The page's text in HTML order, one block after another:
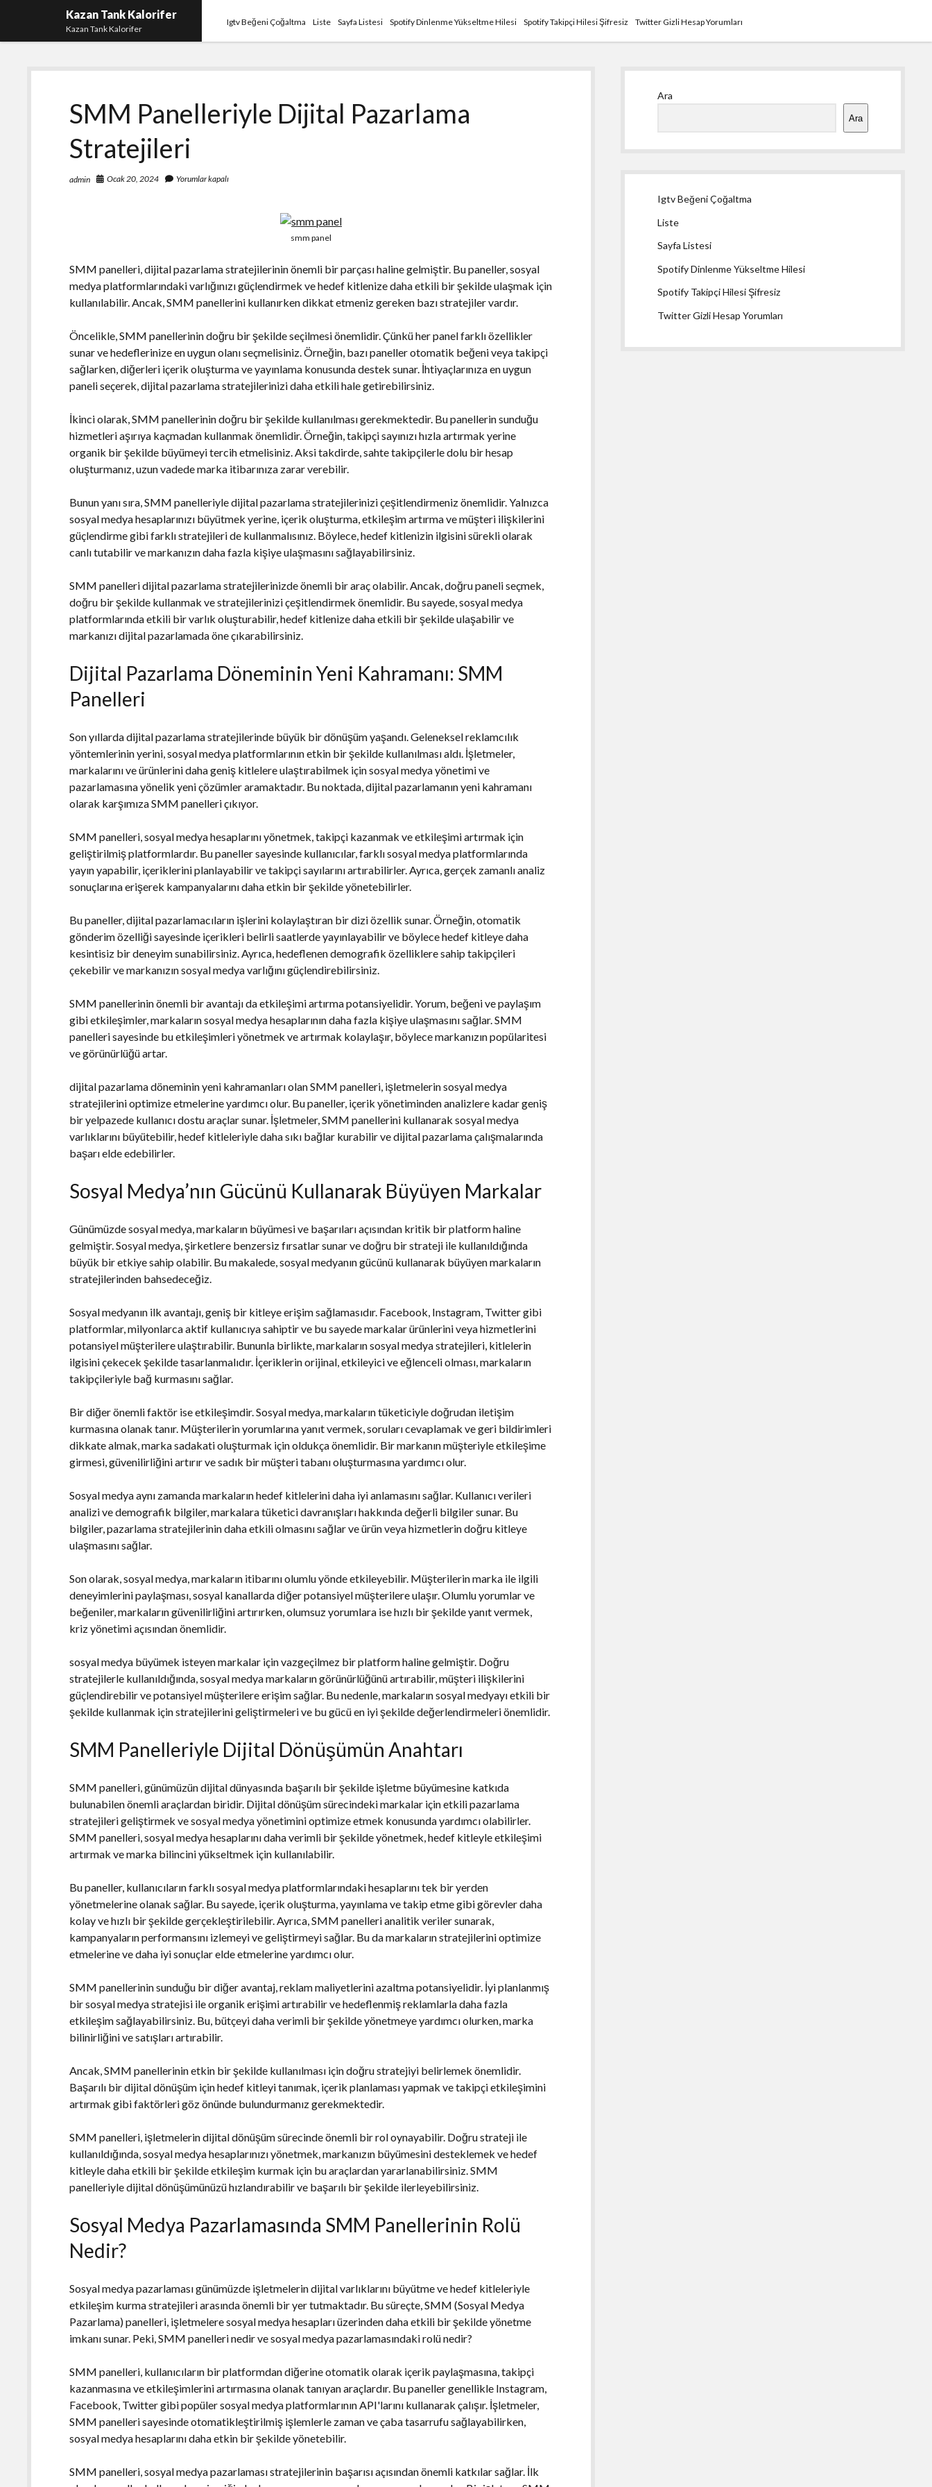
Kazan Tank Kalorifer
Kazan Tank Kalorifer
Igtv Beğeni Çoğaltma Liste Sayfa Listesi Spotify Dinlenme Yükseltme Hilesi Spotify Takipçi Hilesi Şifresiz Twitter Gizli Hesap Yorumları
SMM Panelleriyle Dijital Pazarlama
Stratejileri
admin Ocak 20, 2024 Yorumlar kapalı
smm panel
SMM panelleri, dijital pazarlama stratejilerinin önemli bir parçası haline gelmiştir. Bu paneller, sosyal
medya platformlarındaki varlığınızı güçlendirmek ve hedef kitlenize daha etkili bir şekilde ulaşmak için
kullanılabilir. Ancak, SMM panellerini kullanırken dikkat etmeniz gereken bazı stratejiler vardır.
Öncelikle, SMM panellerinin doğru bir şekilde seçilmesi önemlidir. Çünkü her panel farklı özellikler
sunar ve hedeflerinize en uygun olanı seçmelisiniz. Örneğin, bazı paneller otomatik beğeni veya takipçi
sağlarken, diğerleri içerik oluşturma ve yayınlama konusunda destek sunar. İhtiyaçlarınıza en uygun
paneli seçerek, dijital pazarlama stratejilerinizi daha etkili hale getirebilirsiniz.
İkinci olarak, SMM panellerinin doğru bir şekilde kullanılması gerekmektedir. Bu panellerin sunduğu
hizmetleri aşırıya kaçmadan kullanmak önemlidir. Örneğin, takipçi sayınızı hızla artırmak yerine
organik bir şekilde büyümeyi tercih etmelisiniz. Aksi takdirde, sahte takipçilerle dolu bir hesap
oluşturmanız, uzun vadede marka itibarınıza zarar verebilir.
Bunun yanı sıra, SMM panelleriyle dijital pazarlama stratejilerinizi çeşitlendirmeniz önemlidir. Yalnızca
sosyal medya hesaplarınızı büyütmek yerine, içerik oluşturma, etkileşim artırma ve müşteri ilişkilerini
güçlendirme gibi farklı stratejileri de kullanmalısınız. Böylece, hedef kitlenizin ilgisini sürekli olarak
canlı tutabilir ve markanızın daha fazla kişiye ulaşmasını sağlayabilirsiniz.
SMM panelleri dijital pazarlama stratejilerinizde önemli bir araç olabilir. Ancak, doğru paneli seçmek,
doğru bir şekilde kullanmak ve stratejilerinizi çeşitlendirmek önemlidir. Bu sayede, sosyal medya
platformlarında etkili bir varlık oluşturabilir, hedef kitlenize daha etkili bir şekilde ulaşabilir ve
markanızı dijital pazarlamada öne çıkarabilirsiniz.
Dijital Pazarlama Döneminin Yeni Kahramanı: SMM
Panelleri
Son yıllarda dijital pazarlama stratejilerinde büyük bir dönüşüm yaşandı. Geleneksel reklamcılık
yöntemlerinin yerini, sosyal medya platformlarının etkin bir şekilde kullanılması aldı. İşletmeler,
markalarını ve ürünlerini daha geniş kitlelere ulaştırabilmek için sosyal medya yönetimi ve
pazarlamasına yönelik yeni çözümler aramaktadır. Bu noktada, dijital pazarlamanın yeni kahramanı
olarak karşımıza SMM panelleri çıkıyor.
SMM panelleri, sosyal medya hesaplarını yönetmek, takipçi kazanmak ve etkileşimi artırmak için
geliştirilmiş platformlardır. Bu paneller sayesinde kullanıcılar, farklı sosyal medya platformlarında
yayın yapabilir, içeriklerini planlayabilir ve takipçi sayılarını artırabilirler. Ayrıca, gerçek zamanlı analiz
sonuçlarına erişerek kampanyalarını daha etkin bir şekilde yönetebilirler.
Bu paneller, dijital pazarlamacıların işlerini kolaylaştıran bir dizi özellik sunar. Örneğin, otomatik
gönderim özelliği sayesinde içerikleri belirli saatlerde yayınlayabilir ve böylece hedef kitleye daha
kesintisiz bir deneyim sunabilirsiniz. Ayrıca, hedeflenen demografik özelliklere sahip takipçileri
çekebilir ve markanızın sosyal medya varlığını güçlendirebilirsiniz.
SMM panellerinin önemli bir avantajı da etkileşimi artırma potansiyelidir. Yorum, beğeni ve paylaşım
gibi etkileşimler, markaların sosyal medya hesaplarının daha fazla kişiye ulaşmasını sağlar. SMM
panelleri sayesinde bu etkileşimleri yönetmek ve artırmak kolaylaşır, böylece markanızın popülaritesi
ve görünürlüğü artar.
dijital pazarlama döneminin yeni kahramanları olan SMM panelleri, işletmelerin sosyal medya
stratejilerini optimize etmelerine yardımcı olur. Bu paneller, içerik yönetiminden analizlere kadar geniş
bir yelpazede kullanıcı dostu araçlar sunar. İşletmeler, SMM panellerini kullanarak sosyal medya
varlıklarını büyütebilir, hedef kitleleriyle daha sıkı bağlar kurabilir ve dijital pazarlama çalışmalarında
başarı elde edebilirler.
Sosyal Medya’nın Gücünü Kullanarak Büyüyen Markalar
Günümüzde sosyal medya, markaların büyümesi ve başarıları açısından kritik bir platform haline
gelmiştir. Sosyal medya, şirketlere benzersiz fırsatlar sunar ve doğru bir strateji ile kullanıldığında
büyük bir etkiye sahip olabilir. Bu makalede, sosyal medyanın gücünü kullanarak büyüyen markaların
stratejilerinden bahsedeceğiz.
Sosyal medyanın ilk avantajı, geniş bir kitleye erişim sağlamasıdır. Facebook, Instagram, Twitter gibi
platformlar, milyonlarca aktif kullanıcıya sahiptir ve bu sayede markalar ürünlerini veya hizmetlerini
potansiyel müşterilere ulaştırabilir. Bununla birlikte, markaların sosyal medya stratejileri, kitlelerin
ilgisini çekecek şekilde tasarlanmalıdır. İçeriklerin orijinal, etkileyici ve eğlenceli olması, markaların
takipçileriyle bağ kurmasını sağlar.
Bir diğer önemli faktör ise etkileşimdir. Sosyal medya, markaların tüketiciyle doğrudan iletişim
kurmasına olanak tanır. Müşterilerin yorumlarına yanıt vermek, soruları cevaplamak ve geri bildirimleri
dikkate almak, marka sadakati oluşturmak için oldukça önemlidir. Bir markanın müşteriyle etkileşime
girmesi, güvenilirliğini artırır ve sadık bir müşteri tabanı oluşturmasına yardımcı olur.
Sosyal medya aynı zamanda markaların hedef kitlelerini daha iyi anlamasını sağlar. Kullanıcı verileri
analizi ve demografik bilgiler, markalara tüketici davranışları hakkında değerli bilgiler sunar. Bu
bilgiler, pazarlama stratejilerinin daha etkili olmasını sağlar ve ürün veya hizmetlerin doğru kitleye
ulaşmasını sağlar.
Son olarak, sosyal medya, markaların itibarını olumlu yönde etkileyebilir. Müşterilerin marka ile ilgili
deneyimlerini paylaşması, sosyal kanallarda diğer potansiyel müşterilere ulaşır. Olumlu yorumlar ve
beğeniler, markaların güvenilirliğini artırırken, olumsuz yorumlara ise hızlı bir şekilde yanıt vermek,
kriz yönetimi açısından önemlidir.
sosyal medya büyümek isteyen markalar için vazgeçilmez bir platform haline gelmiştir. Doğru
stratejilerle kullanıldığında, sosyal medya markaların görünürlüğünü artırabilir, müşteri ilişkilerini
güçlendirebilir ve potansiyel müşterilere erişim sağlar. Bu nedenle, markaların sosyal medyayı etkili bir
şekilde kullanmak için stratejilerini geliştirmeleri ve bu gücü en iyi şekilde değerlendirmeleri önemlidir.
SMM Panelleriyle Dijital Dönüşümün Anahtarı
SMM panelleri, günümüzün dijital dünyasında başarılı bir şekilde işletme büyümesine katkıda
bulunabilen önemli araçlardan biridir. Dijital dönüşüm sürecindeki markalar için etkili pazarlama
stratejileri geliştirmek ve sosyal medya yönetimini optimize etmek konusunda yardımcı olabilirler.
SMM panelleri, sosyal medya hesaplarını daha verimli bir şekilde yönetmek, hedef kitleyle etkileşimi
artırmak ve marka bilincini yükseltmek için kullanılabilir.
Bu paneller, kullanıcıların farklı sosyal medya platformlarındaki hesaplarını tek bir yerden
yönetmelerine olanak sağlar. Bu sayede, içerik oluşturma, yayınlama ve takip etme gibi görevler daha
kolay ve hızlı bir şekilde gerçekleştirilebilir. Ayrıca, SMM panelleri analitik veriler sunarak,
kampanyaların performansını izlemeyi ve geliştirmeyi sağlar. Bu da markaların stratejilerini optimize
etmelerine ve daha iyi sonuçlar elde etmelerine yardımcı olur.
SMM panellerinin sunduğu bir diğer avantaj, reklam maliyetlerini azaltma potansiyelidir. İyi planlanmış
bir sosyal medya stratejisi ile organik erişimi artırabilir ve hedeflenmiş reklamlarla daha fazla
etkileşim sağlayabilirsiniz. Bu, bütçeyi daha verimli bir şekilde yönetmeye yardımcı olurken, marka
bilinirliğini ve satışları artırabilir.
Ancak, SMM panellerinin etkin bir şekilde kullanılması için doğru stratejiyi belirlemek önemlidir.
Başarılı bir dijital dönüşüm için hedef kitleyi tanımak, içerik planlaması yapmak ve takipçi etkileşimini
artırmak gibi faktörleri göz önünde bulundurmanız gerekmektedir.
SMM panelleri, işletmelerin dijital dönüşüm sürecinde önemli bir rol oynayabilir. Doğru strateji ile
kullanıldığında, sosyal medya hesaplarınızı yönetmek, markanızın büyümesini desteklemek ve hedef
kitleyle daha etkili bir şekilde etkileşim kurmak için bu araçlardan yararlanabilirsiniz. SMM
panelleriyle dijital dönüşümünüzü hızlandırabilir ve başarılı bir şekilde ilerleyebilirsiniz.
Sosyal Medya Pazarlamasında SMM Panellerinin Rolü
Nedir?
Sosyal medya pazarlaması günümüzde işletmelerin dijital varlıklarını büyütme ve hedef kitleleriyle
etkileşim kurma stratejileri arasında önemli bir yer tutmaktadır. Bu süreçte, SMM (Sosyal Medya
Pazarlama) panelleri, işletmelere sosyal medya hesapları üzerinden daha etkili bir şekilde yönetme
imkanı sunar. Peki, SMM panelleri nedir ve sosyal medya pazarlamasındaki rolü nedir?
SMM panelleri, kullanıcıların bir platformdan diğerine otomatik olarak içerik paylaşmasına, takipçi
kazanmasına ve etkileşimlerini artırmasına olanak tanıyan araçlardır. Bu paneller genellikle Instagram,
Facebook, Twitter gibi popüler sosyal medya platformlarının API'larını kullanarak çalışır. İşletmeler,
SMM panelleri sayesinde otomatikleştirilmiş işlemlerle zaman ve çaba tasarrufu sağlayabilirken,
sosyal medya hesaplarını daha etkin bir şekilde yönetebilir.
SMM panelleri, sosyal medya pazarlaması stratejilerinin başarısı açısından önemli katkılar sağlar. İlk
Ara
Ara
Igtv Beğeni Çoğaltma
Liste
Sayfa Listesi
Spotify Dinlenme Yükseltme Hilesi
Spotify Takipçi Hilesi Şifresiz
Twitter Gizli Hesap Yorumları